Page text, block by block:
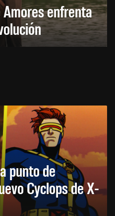
enfrenta
punto de
Cyclops de X-